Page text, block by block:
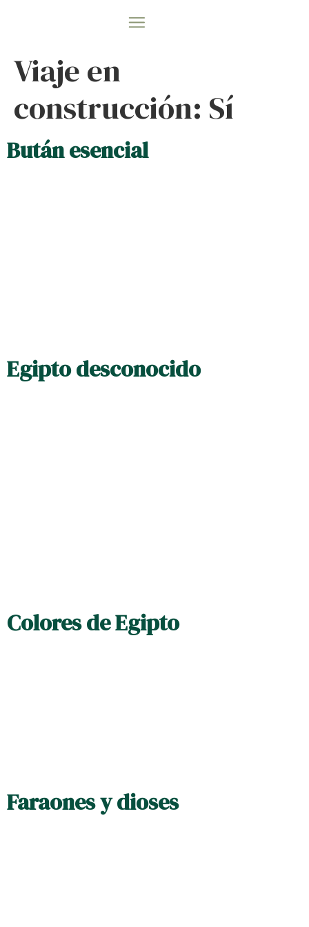
Viaje en
construcción: Sí
Bután esencial
Egipto desconocido
Colores de Egipto
Faraones y dioses